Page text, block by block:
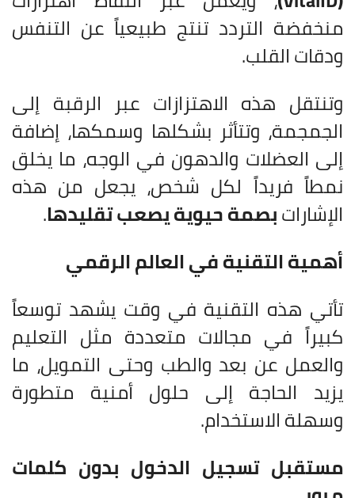
منخفضة التردد تنتج طبيعياً عن التنفس
ودقات القلب.
وتنتقل هذه الاهتزازات عبر الرقبة إلى
الجمجمة، وتتأثر بشكلها وسمكها، إضافة
إلى العضلات والدهون في الوجه، ما يخلق
نمطاً فريداً لكل شخص، يجعل من هذه
الإشاراتبصمة حيوية يصعب تقليدها.
أهمية التقنية في العالم الرقمي
تأتي هذه التقنية في وقت يشهد توسعاً
كبيراً في مجالات متعددة مثل التعليم
والعمل عن بعد والطب وحتى التمويل، ما
يزيد الحاجة إلى حلول أمنية متطورة
وسهلة الاستخدام.
مستقبل تسجيل الدخول بدون كلمات